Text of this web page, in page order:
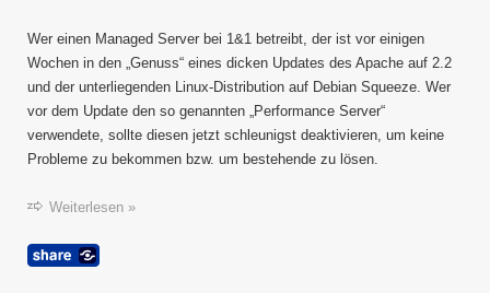
Wer einen Managed Server bei 1&1 betreibt, der ist vor einigen
Wochen in den „Genuss“ eines dicken Updates des Apache auf 2.2
und der unterliegenden Linux-Distribution auf Debian Squeeze. Wer
vor dem Update den so genannten „Performance Server“
verwendete, sollte diesen jetzt schleunigst deaktivieren, um keine
Probleme zu bekommen bzw. um bestehende zu lösen.
Weiterlesen »